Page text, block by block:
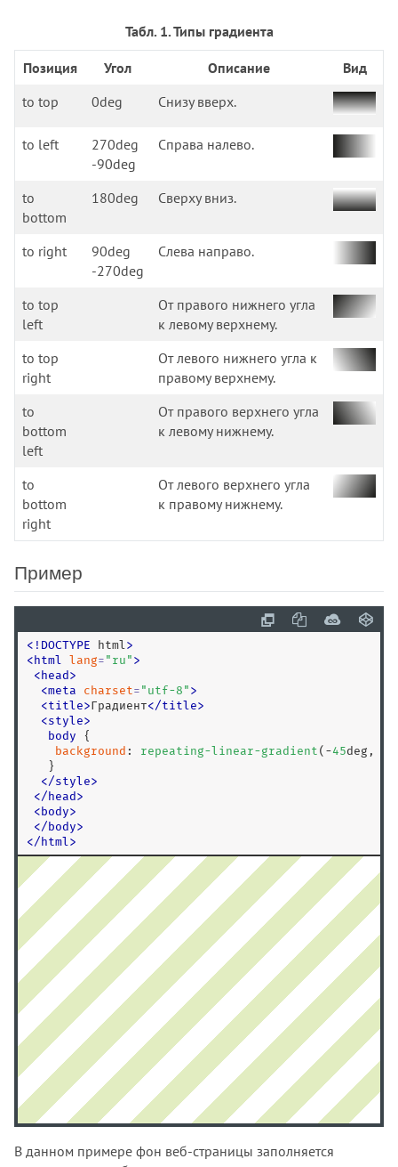
Табл. 1. Типы градиента
Позиция Угол Описание
Вид
to top
0deg Снизу вверх.
to left
270deg
-90deg
Справа налево.
to
bottom
180deg Сверху вниз.
to right
90deg
-270deg
Слева направо.
to top
left
От правого нижнего угла
к левому верхнему.
to top
right
От левого нижнего угла к
правому верхнему.
to
bottom
left
От правого верхнего угла
к левому нижнему.
to
bottom
right
От левого верхнего угла
к правому нижнему.
Пример
< ! DOCTYPE html >
<html lang= " ru " >
<head>
<meta charset= " utf-8 " >
<title>Градиент</title>
<style>
body {
background : repeating-linear-gradient (-45deg,
   }
</style>
</head>
<body>
</body>
</html >
В данном примере фон веб-страницы заполняется